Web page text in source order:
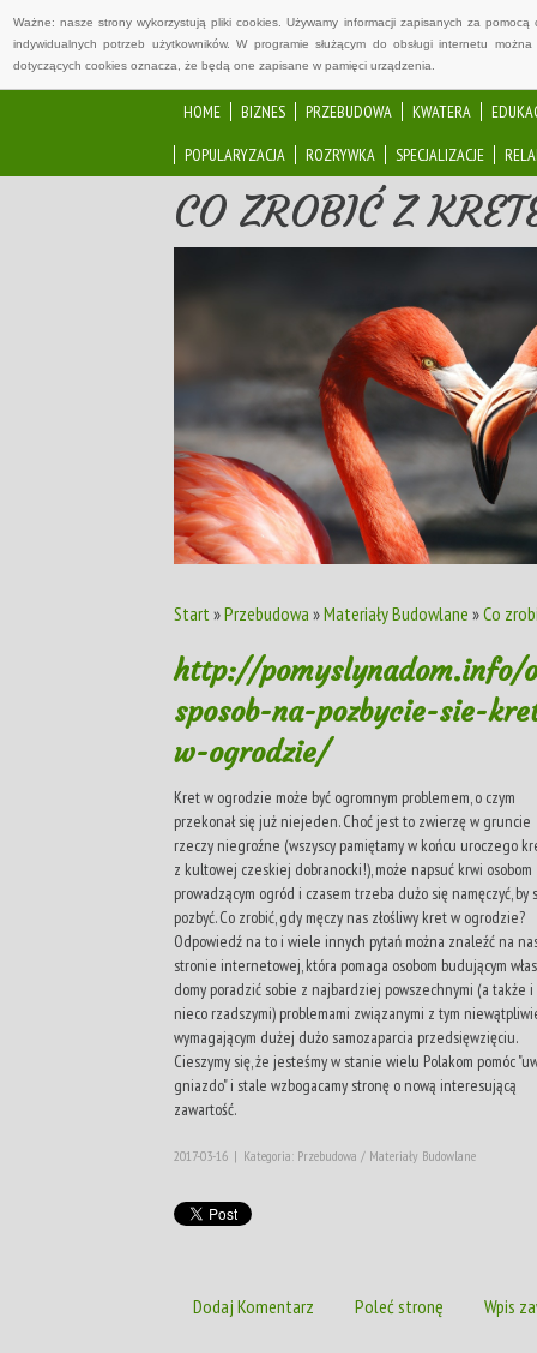
Ważne: nasze strony wykorzystują pliki cookies. Używamy informacji zapisanych za
indywidualnych potrzeb użytkowników. W programie służącym do obsługi internetu
dotyczących cookies oznacza, że będą one zapisane w pamięci urządzenia.
HOME BIZNES PRZEBUDOWA KWATERA
POPULARYZACJA
ROZRYWKA SPECJALIZACJE
CO ZROBIĆ Z
Start »Przebudowa »Materiały Budowlane »Co
http://
sposob-na-pozbycie-sie-
w-ogrodzie/
Kret w ogrodzie może być ogromnym problemem, o czym
przekonał się już niejeden. Choć jest to zwierzę w gruncie
rzeczy niegroźne (wszyscy pamiętamy w końcu uroczego
z kultowej czeskiej dobranocki!), może napsuć krwi osobom
prowadzącym ogród i czasem trzeba dużo się namęczyć, by
pozbyć. Co zrobić, gdy męczy nas złośliwy kret w ogrodzie?
Odpowiedź na to i wiele innych pytań można znaleźć na
stronie internetowej, która pomaga osobom budującym
domy poradzić sobie z najbardziej powszechnymi (a także
nieco rzadszymi) problemami związanymi z tym
wymagającym dużej dużo samozaparcia przedsięwzięciu.
Cieszymy się, że jesteśmy w stanie wielu Polakom pomóc
gniazdo" i stale wzbogacamy stronę o nową interesującą
zawartość.
2017-03-16 | Kategoria: Przebudowa / Materiały Budowlane
Dodaj Komentarz Poleć stronę Wpis